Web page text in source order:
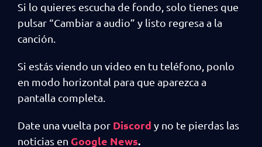
Si lo quieres escucha de fondo, solo tienes que
pulsar “Cambiar a audio” y listo regresa a la
canción.
Si estás viendo un video en tu teléfono, ponlo
en modo horizontal para que aparezca a
pantalla completa.
Date una vuelta por Discord y no te pierdas las
noticias en Google News.